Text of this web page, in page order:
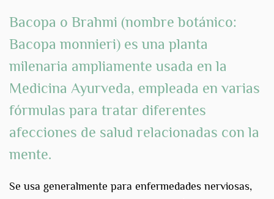
Bacopa o Brahmi (nombre botánico:
Bacopa monnieri) es una planta
milenaria ampliamente usada en la
Medicina Ayurveda, empleada en varias
fórmulas para tratar diferentes
afecciones de salud relacionadas con la
mente.
Se usa generalmente para enfermedades nerviosas,